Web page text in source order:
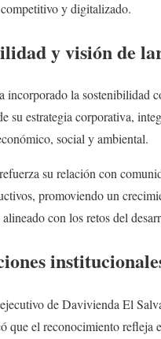
y digitalizado.
y visión de
incorporado la sostenibilidad
su estrategia corporativa,
social y ambiental.
su relación con
promoviendo un
con los retos del
de Davivienda El
que el reconocimiento refleja